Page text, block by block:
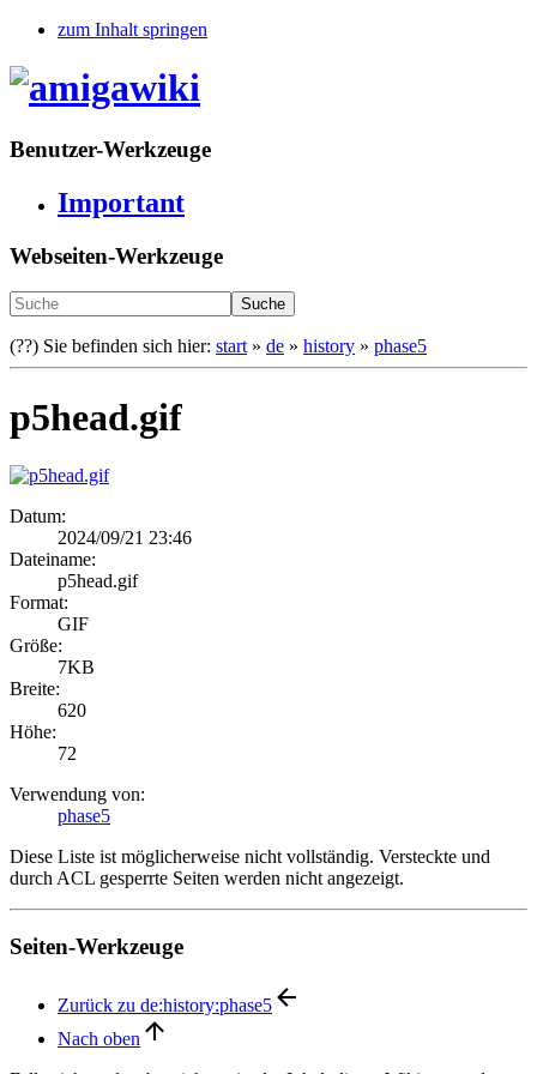
zum Inhalt springen
Benutzer-Werkzeuge
Important
Webseiten-Werkzeuge
Suche
(??) Sie befinden sich hier: start» de » history » phase5
p5head.gif
Datum:
2024/09/21 23:46
Dateiname:
p5head.gif
Format:
GIF
Größe:
7KB
Breite:
620
Höhe:
72
Verwendung von:
phase5
Diese Liste ist möglicherweise nicht vollständig. Versteckte und
durch ACL gesperrte Seiten werden nicht angezeigt.
Seiten-Werkzeuge
Zurück zu de:history:phase5
Nach oben